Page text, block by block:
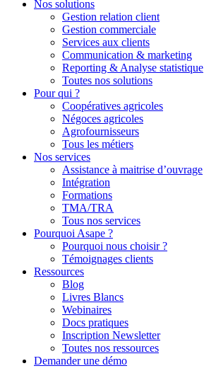
Nos solutions
Gestion relation client
Gestion commerciale
Services aux clients
Communication & marketing
Reporting & Analyse statistique
Toutes nos solutions
Pour qui ?
Coopératives agricoles
Négoces agricoles
Agrofournisseurs
Tous les métiers
Nos services
Assistance à maitrise d’ouvrage
Intégration
Formations
TMA/TRA
Tous nos services
Pourquoi Asape ?
Pourquoi nous choisir ?
Témoignages clients
Ressources
Blog
Livres Blancs
Webinaires
Docs pratiques
Inscription Newsletter
Toutes nos ressources
Demander une démo